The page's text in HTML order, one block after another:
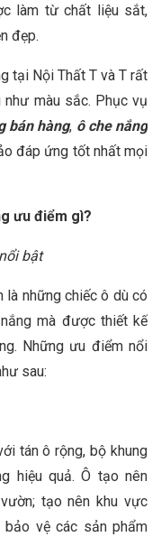
làm từ chất liệu sắt,
đẹp.
tại Nội Thất T và T rất
màu sắc. Phục vụ
bán hàng, ô che nắng
đáp ứng tốt nhất mọi
ưu điểm gì?
bật
là những chiếc ô dù có
mà được thiết kế
Những ưu điểm nổi
sau:
tán ô rộng, bộ khung
hiệu quả. Ô tạo nên
tạo nên khu vực
bảo vệ các sản phẩm